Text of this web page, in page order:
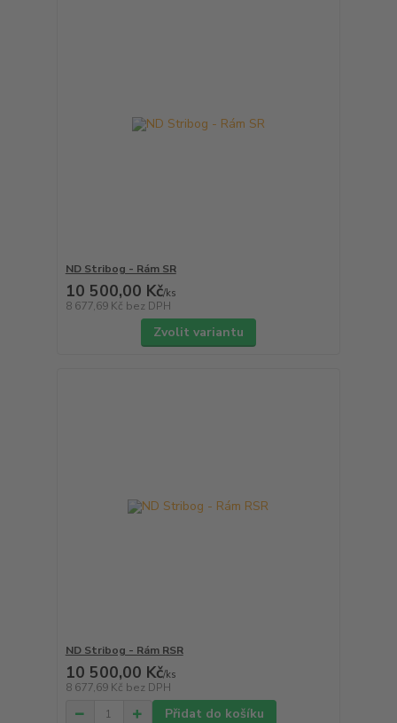
ND Stribog - Rám SR
10 500,00 Kč/ks
8 677,69 Kč bez DPH
Zvolit variantu
ND Stribog - Rám RSR
10 500,00 Kč/ks
8 677,69 Kč bez DPH
Přidat do košíku